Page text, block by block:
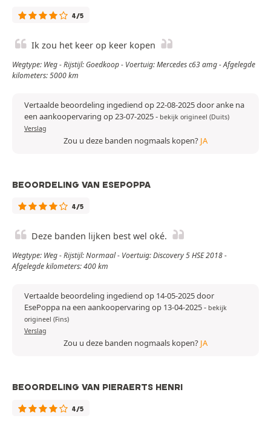
4/5
Ik zou het keer op keer kopen
Wegtype: Weg - Rijstijl: Goedkoop - Voertuig: Mercedes c63 amg - Afgelegde
kilometers: 5000 km
Vertaalde beoordeling ingediend op 22-08-2025 door anke na
een aankoopervaring op 23-07-2025- bekijk origineel (Duits)
Verslag
Zou u deze banden nogmaals kopen? JA
BEOORDELING VAN ESEPOPPA
4/5
Deze banden lijken best wel oké.
Wegtype: Weg - Rijstijl: Normaal - Voertuig: Discovery 5 HSE 2018 -
Afgelegde kilometers: 400 km
Vertaalde beoordeling ingediend op 14-05-2025 door
EsePoppa na een aankoopervaring op 13-04-2025- bekijk
origineel (Fins)
Verslag
Zou u deze banden nogmaals kopen? JA
BEOORDELING VAN PIERAERTS HENRI
4/5